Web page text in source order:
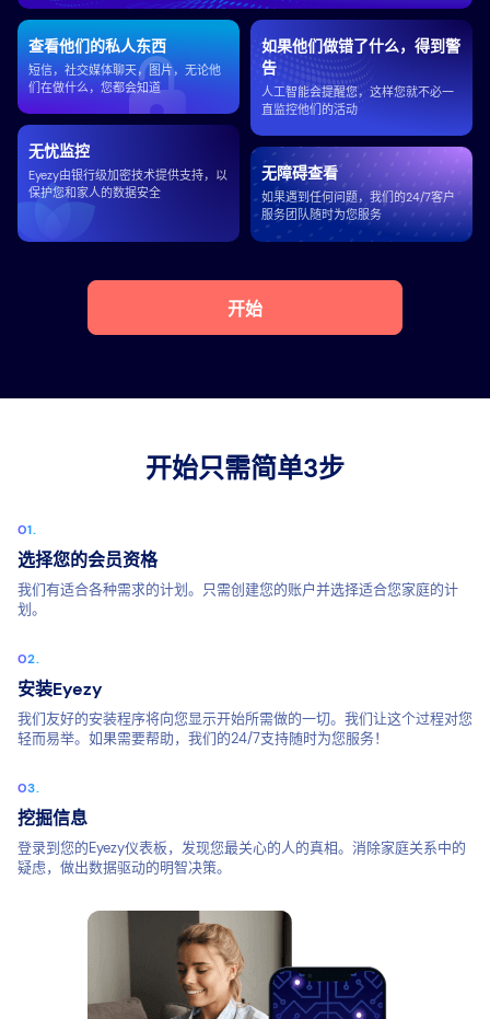
无忧监控
Eyezy由银行级加密技术提供支持，以
保护您和家人的数据安全
查看他们的私人东西
短信，社交媒体聊天，图片，无论他
们在做什么，您都会知道
如果他们做错了什么，得到警
告
人工智能会提醒您，这样您就不必一
直监控他们的活动
无障碍查看
如果遇到任何问题，我们的24/7客户
服务团队随时为您服务
开始
开始只需简单3步
选择您的会员资格
我们有适合各种需求的计划。只需创建您的账户并选择适合您家庭的计
划。
安装Eyezy
我们友好的安装程序将向您显示开始所需做的一切。我们让这个过程对您
轻而易举。如果需要帮助，我们的24/7支持随时为您服务！
挖掘信息
登录到您的Eyezy仪表板，发现您最关心的人的真相。消除家庭关系中的
疑虑，做出数据驱动的明智决策。